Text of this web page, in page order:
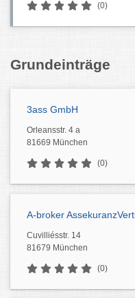
(0)
Grundeinträge
3ass GmbH
Orleansstr. 4 a
81669 München
(0)
A-broker
Cuvilliésstr. 14
81679 München
(0)